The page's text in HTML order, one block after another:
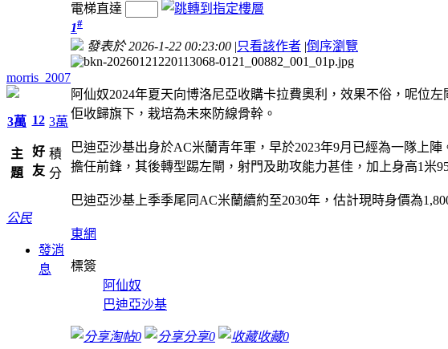
morris_2007
3萬
主
題
12
好
友
3萬
積
分
公民
發消
息
電梯直達
1#
發表於 2026-1-22 00:23:00 |只看該作者 |倒序瀏覽
阿仙奴2024年夏天向博洛尼亞收購卡拉費奧利，效果不俗，呢位
佢收歸旗下，栽培為未來防線骨幹。
巴迪亞沙基出身於AC米蘭青年軍，早於2023年9月已經為一隊上
擔任前鋒，其後轉型踢左閘，射門及助攻能力甚佳，加上身高1米
巴迪亞沙基上季季尾同AC米蘭續約至2030年，估計現時身價為
東網
標簽
阿仙奴
巴迪亞沙基
淘帖0 分享0 收藏0